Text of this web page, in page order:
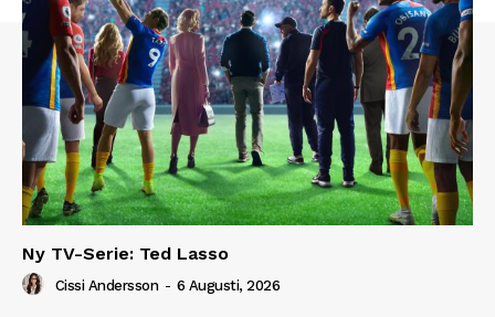
Ny TV-Serie: Ted Lasso
Cissi Andersson - 6 Augusti, 2026